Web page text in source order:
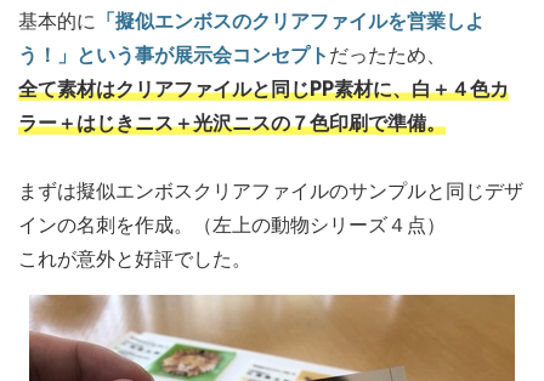
基本的に 「擬似エンボスのクリアファイルを営業しよ
う！」という事が展示会コンセプト だったため、
全て素材はクリアファイルと同じPP素材に、白＋４色カ
ラー＋はじきニス＋光沢ニスの７色印刷で準備。
まずは擬似エンボスクリアファイルのサンプルと同じデザ
インの名刺を作成。（左上の動物シリーズ４点）
これが意外と好評でした。